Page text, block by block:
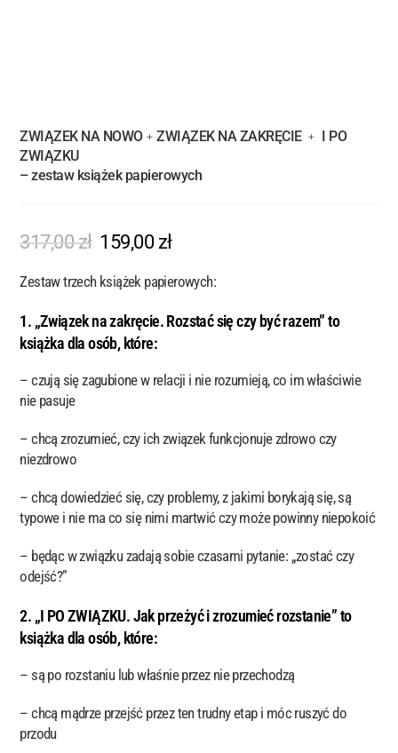
ZWIĄZEK NA NOWO﹢ZWIĄZEK NA ZAKRĘCIE ﹢ I PO
ZWIĄZKU
– zestaw książek papierowych
317,00zł 159,00 zł
Zestaw trzech książek papierowych:
1. „Związek na zakręcie. Rozstać się czy być razem” to
książka dla osób, które:
– czują się zagubione w relacji i nie rozumieją, co im właściwie
nie pasuje
– chcą zrozumieć, czy ich związek funkcjonuje zdrowo czy
niezdrowo
– chcą dowiedzieć się, czy problemy, z jakimi borykają się, są
typowe i nie ma co się nimi martwić czy może powinny niepokoić
– będąc w związku zadają sobie czasami pytanie: „zostać czy
odejść?”
2. „I PO ZWIĄZKU. Jak przeżyć i zrozumieć rozstanie” to
książka dla osób, które:
– są po rozstaniu lub właśnie przez nie przechodzą
– chcą mądrze przejść przez ten trudny etap i móc ruszyć do
przodu